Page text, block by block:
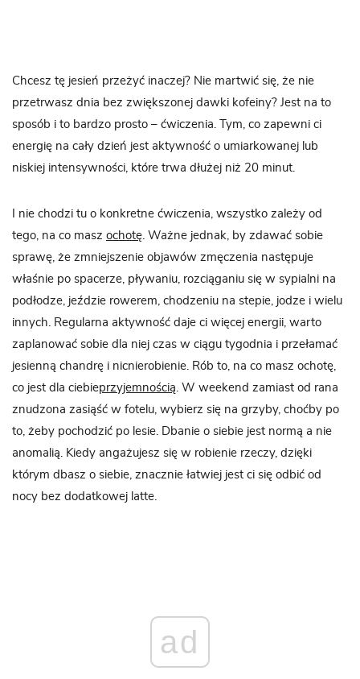
Chcesz tę jesień przeżyć inaczej? Nie martwić się, że nie
przetrwasz dnia bez zwiększonej dawki kofeiny? Jest na to
sposób i to bardzo prosto – ćwiczenia. Tym, co zapewni ci
energię na cały dzień jest aktywność o umiarkowanej lub
niskiej intensywności, które trwa dłużej niż 20 minut.
I nie chodzi tu o konkretne ćwiczenia, wszystko zależy od
tego, na co masz ochotę . Ważne jednak, by zdawać sobie
sprawę, że zmniejszenie objawów zmęczenia następuje
właśnie po spacerze, pływaniu, rozciąganiu się w sypialni na
podłodze, jeździe rowerem, chodzeniu na stepie, jodze i wielu
innych. Regularna aktywność daje ci więcej energii, warto
zaplanować sobie dla niej czas w ciągu tygodnia i przełamać
jesienną chandrę i nicnierobienie. Rób to, na co masz ochotę,
co jest dla ciebieprzyjemnością . W weekend zamiast od rana
znudzona zasiąść w fotelu, wybierz się na grzyby, choćby po
to, żeby pochodzić po lesie. Dbanie o siebie jest normą a nie
anomalią. Kiedy angażujesz się w robienie rzeczy, dzięki
którym dbasz o siebie, znacznie łatwiej jest ci się odbić od
nocy bez dodatkowej latte.
ad